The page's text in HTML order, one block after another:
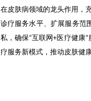
在皮肤病领域的龙头作用，
诊疗服务水平、扩展服务范
私，确保“互联网+医疗健康
疗服务新模式，推动皮肤健